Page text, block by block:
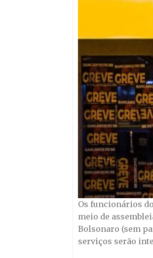
Os funcionários do
meio de
Bolsonaro (sem
serviços serão